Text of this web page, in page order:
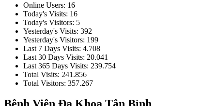
Online Users: 16
Today's Visits: 16
Today's Visitors: 5
Yesterday's Visits: 392
Yesterday's Visitors: 199
Last 7 Days Visits: 4.708
Last 30 Days Visits: 20.041
Last 365 Days Visits: 239.754
Total Visits: 241.856
Total Visitors: 357.267
Bệnh Viện Đa Khoa Tân Bình